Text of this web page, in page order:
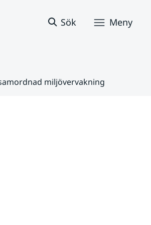
Sök Meny
miljövervakning